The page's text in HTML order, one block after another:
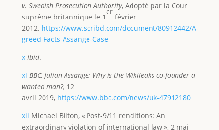
v. Swedish Prosecution Authority, Adopté par la Cour
suprême britannique le 1
er
février
2012. https://www.scribd.com/document/80912442/A
greed-Facts-Assange-Case
x Ibid.
xi BBC, Julian Assange: Why is the Wikileaks co-founder a
wanted man?, 12
avril 2019, https://www.bbc.com/news/uk-47912180
xii Michael Bilton, « Post-9/11 renditions: An
extraordinary violation of international law », 2 mai